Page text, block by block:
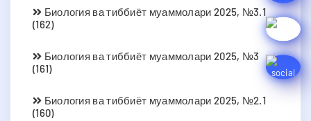
Биология ва тиббиёт муаммолари 2025, №3.1
(162)
Биология ва тиббиёт муаммолари 2025, №3
(161)
Биология ва тиббиёт муаммолари 2025, №2.1
(160)